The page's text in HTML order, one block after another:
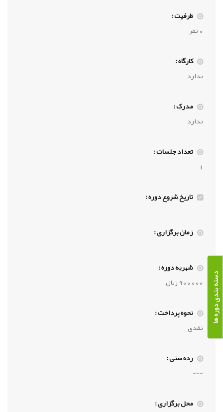
دسته بندی دوره ها
ظرفیت :
0 نفر
کارگاه :
ندارد
مدرک :
ندارد
تعداد جلسات :
1
تاریخ شروع دوره :
زمان برگزاری :
شهریه دوره :
900,000 ریال
نحوه پرداخت :
نقدی
رده سنی :
---
محل برگزاری :